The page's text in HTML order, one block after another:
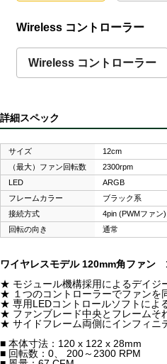
Wireless コントローラー
Wireless コントローラー
詳細スペック
サイズ
12cm
（最大）ファン回転数
2300rpm
LED
ARGB
フレームカラー
ブラック系
接続方式
4pin (PWMファン)
回転の向き
通常
ワイヤレスモデル 120mm角ファン
★ モジュール機構採用によるデイジ
★ １つのコントローラーでファンを
★ 専用LEDコントロールソフトによ
★ ファンブレード中央とフレームそ
★ サイドフレーム両側にインフィニ
■ 本体寸法：120 x 122 x 28mm
■ 回転数：0、 200～2300 RPM